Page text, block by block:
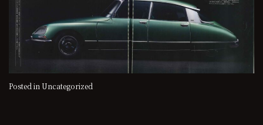
Posted in Uncategorized